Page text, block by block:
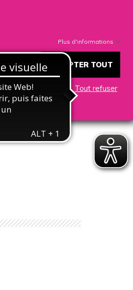
Plus d'informations
ACCEPTER TOUT
Tout refuser